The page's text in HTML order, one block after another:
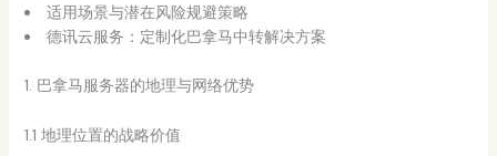
适用场景与潜在风险规避策略
德讯云服务：定制化巴拿马中转解决方案
1. 巴拿马服务器的地理与网络优势
1.1 地理位置的战略价值